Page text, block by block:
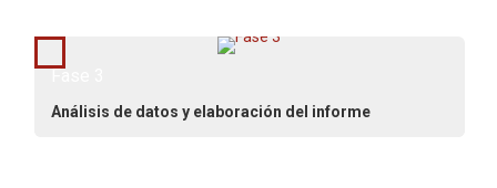
Septiembre - Noviembre 2010
Fase 3
Análisis de datos y elaboración del informe